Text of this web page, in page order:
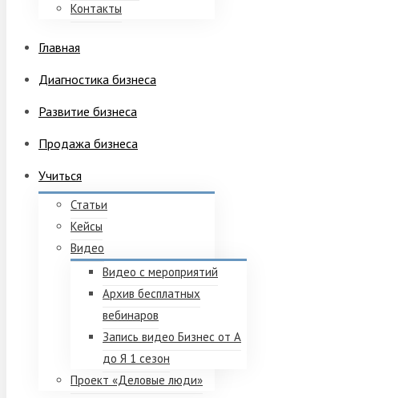
Контакты
Главная
Диагностика бизнеса
Развитие бизнеса
Продажа бизнеса
Учиться
Статьи
Кейсы
Видео
Видео с мероприятий
Архив бесплатных
вебинаров
Запись видео Бизнес от А
до Я 1 сезон
Проект «Деловые люди»